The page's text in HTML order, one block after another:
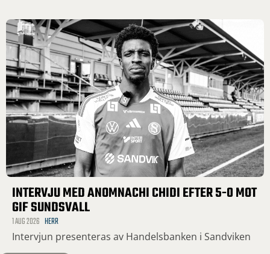
INTERVJU MED ANOMNACHI CHIDI EFTER 5-0 MOT
GIF SUNDSVALL
1 AUG 2026 HERR
Intervjun presenteras av Handelsbanken i Sandviken